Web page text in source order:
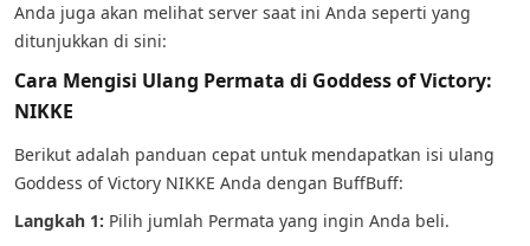
Anda juga akan melihat server saat ini Anda seperti yang
ditunjukkan di sini:
Cara Mengisi Ulang Permata di Goddess of Victory:
NIKKE
Berikut adalah panduan cepat untuk mendapatkan isi ulang
Goddess of Victory NIKKE Anda dengan BuffBuff:
Langkah 1: Pilih jumlah Permata yang ingin Anda beli.